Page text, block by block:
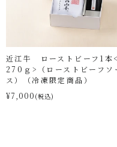
近江牛 ローストビーフ1本
270ｇ>（ローストビーフソ
ス）（冷凍限定商品）
¥7,000 (税込)